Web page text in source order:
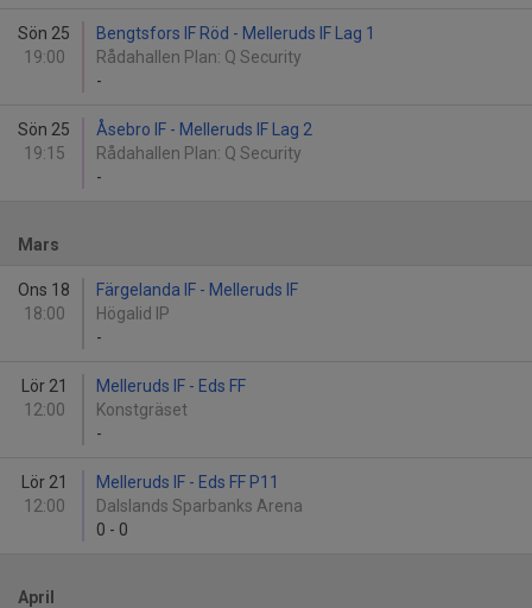
Sön 25
19:00
Bengtsfors IF Röd - Melleruds IF Lag 1
Rådahallen Plan: Q Security
-
Sön 25
19:15
Åsebro IF - Melleruds IF Lag 2
Rådahallen Plan: Q Security
-
Mars
Ons 18
18:00
Färgelanda IF - Melleruds IF
Högalid IP
-
Lör 21
12:00
Melleruds IF - Eds FF
Konstgräset
-
Lör 21
12:00
Melleruds IF - Eds FF P11
Dalslands Sparbanks Arena
0 - 0
April